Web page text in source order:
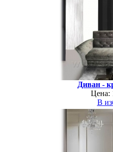
Диван -
Цена:
В